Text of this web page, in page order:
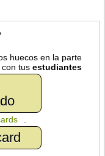
huecos en la parte
con tusestudiantes